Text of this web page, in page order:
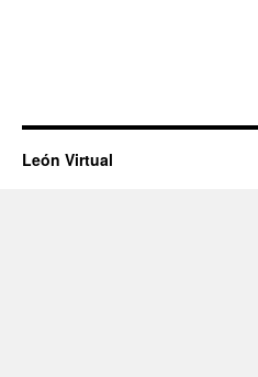
León Virtual